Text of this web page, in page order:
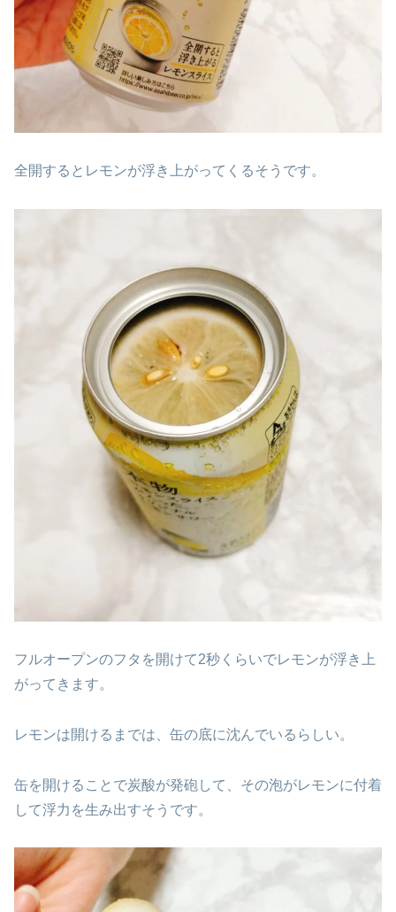
全開するとレモンが浮き上がってくるそうです。
フルオープンのフタを開けて2秒くらいでレモンが浮き上
がってきます。
レモンは開けるまでは、缶の底に沈んでいるらしい。
缶を開けることで炭酸が発砲して、その泡がレモンに付着
して浮力を生み出すそうです。